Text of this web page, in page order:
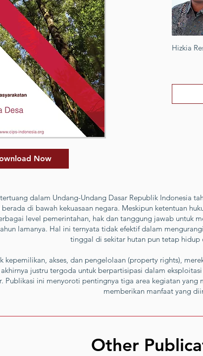
Hizkia
Now
dalam Undang-Undang Dasar Republik Indonesia
berada di bawah kekuasaan negara. Meskipun ketentuan
level pemerintahan, hak dan tanggung jawab untuk
lamanya. Hal ini ternyata tidak efektif dalam
tinggal di sekitar hutan pun tetap hidup
kepemilikan, akses, dan pengelolaan (property rights),
justru tergoda untuk berpartisipasi dalam
Publikasi ini menyoroti pentingnya tiga area kegiatan
memberikan manfaat yang
Other